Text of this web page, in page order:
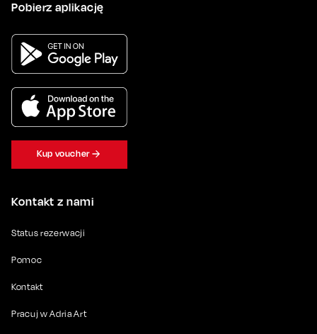
Kontakt z nami
Status rezerwacji
Pomoc
Kontakt
Pracuj w Adria Art
Pobierz aplikację
Kup voucher